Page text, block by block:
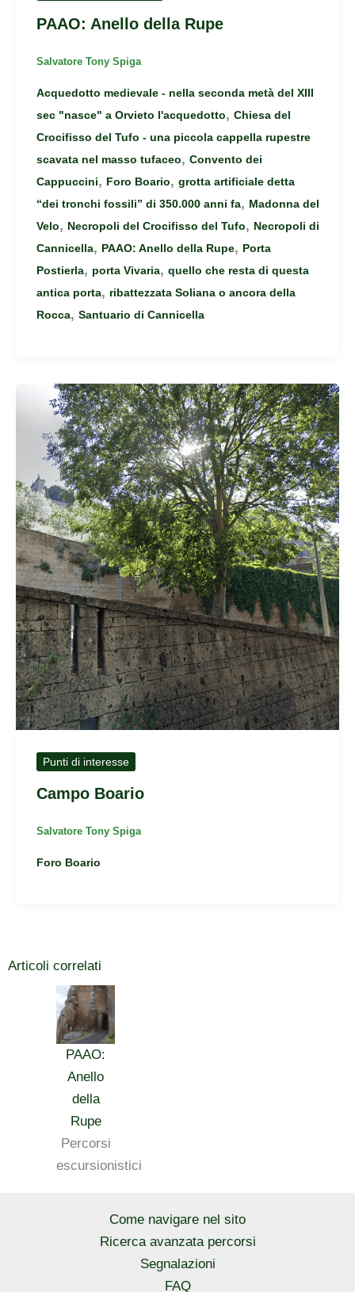
PAAO: Anello della Rupe
Salvatore Tony Spiga
Acquedotto medievale - nella seconda metà del XIII
sec "nasce" a Orvieto l'acquedotto, Chiesa del
Crocifisso del Tufo - una piccola cappella rupestre
scavata nel masso tufaceo, Convento dei
Cappuccini, Foro Boario, grotta artificiale detta
“dei tronchi fossili” di 350.000 anni fa, Madonna del
Velo, Necropoli del Crocifisso del Tufo, Necropoli di
Cannicella, PAAO: Anello della Rupe, Porta
Postierla, porta Vivaria, quello che resta di questa
antica porta, ribattezzata Soliana o ancora della
Rocca, Santuario di Cannicella
Punti di interesse
Campo Boario
Salvatore Tony Spiga
Foro Boario
Articoli correlati
PAAO:
Anello
della
Rupe
Percorsi
escursionistici
Come navigare nel sito
Ricerca avanzata percorsi
Segnalazioni
FAQ